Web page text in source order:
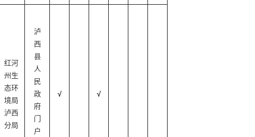
红河
州生
态环
境局
泸西
分局
泸
西
县
人
民
政
府
门
户
√ √